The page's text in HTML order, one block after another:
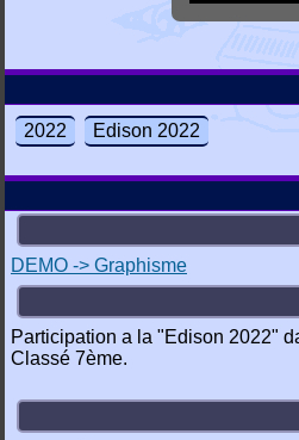
2022 Edison 2022
DEMO -> Graphisme
Participation a la "Edison 2022"
Classé 7ème.